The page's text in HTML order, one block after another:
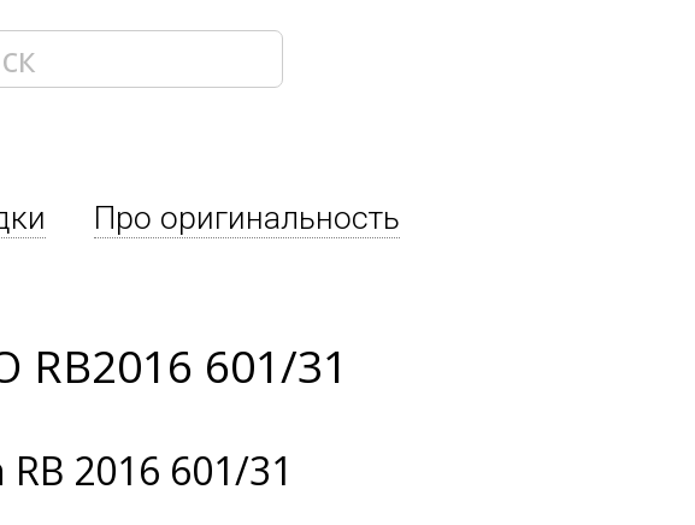
Про оригинальность
601/31
RB 2016 601/31